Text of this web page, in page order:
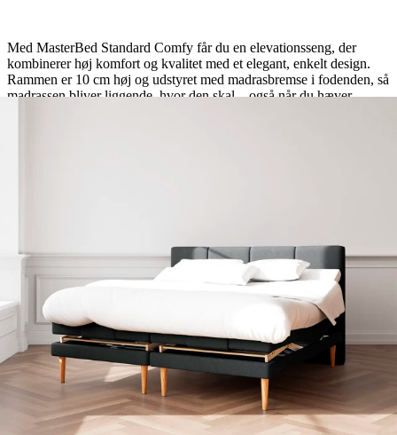
Med MasterBed Standard Comfy får du en elevationsseng, der
kombinerer høj komfort og kvalitet med et elegant, enkelt design.
Rammen er 10 cm høj og udstyret med madrasbremse i fodenden, så
madrassen bliver liggende, hvor den skal – også når du hæver
5 år på motoren. Sengehøjde eksklusiv ben og topmadras: 36 cm.